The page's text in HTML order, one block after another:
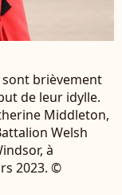
brièvement
de leur idylle.
Middleton,
Welsh
à
2023. ©